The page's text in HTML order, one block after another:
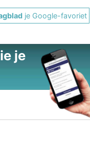
je Google-favoriet
je